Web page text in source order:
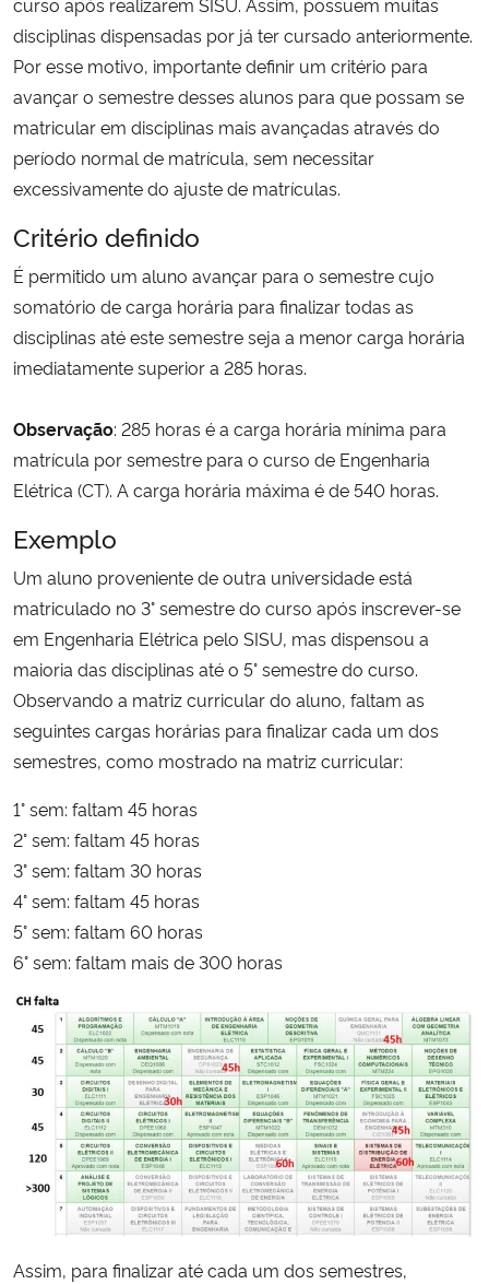
Ministério de Minas e Energia
Ministério da Ciência, Tecnologia, Inovações e Comunicações
Ministério do Desenvolvimento Regional
Controladoria-Geral da União
Ministério da Mulher, da Família e dos Direitos Humanos
Secretaria-Geral
Secretaria de Governo
Gabinete de Segurança Institucional
Advocacia-Geral da União
Banco Central do Brasil
Planalto
disciplinas dispensadas por já ter cursado anteriormente.
Por esse motivo, importante definir um critério para
avançar o semestre desses alunos para que possam se
matricular em disciplinas mais avançadas através do
período normal de matrícula, sem necessitar
excessivamente do ajuste de matrículas.
Critério definido
É permitido um aluno avançar para o semestre cujo
somatório de carga horária para finalizar todas as
disciplinas até este semestre seja a menor carga horária
imediatamente superior a 285 horas.
Observação: 285 horas é a carga horária mínima para
matrícula por semestre para o curso de Engenharia
Elétrica (CT). A carga horária máxima é de 540 horas.
Exemplo
Um aluno proveniente de outra universidade está
matriculado no 3° semestre do curso após inscrever-se
em Engenharia Elétrica pelo SISU, mas dispensou a
maioria das disciplinas até o 5° semestre do curso.
Observando a matriz curricular do aluno, faltam as
seguintes cargas horárias para finalizar cada um dos
semestres, como mostrado na matriz curricular:
1° sem: faltam 45 horas
2° sem: faltam 45 horas
3° sem: faltam 30 horas
4° sem: faltam 45 horas
5° sem: faltam 60 horas
6° sem: faltam mais de 300 horas
Assim, para finalizar até cada um dos semestres,